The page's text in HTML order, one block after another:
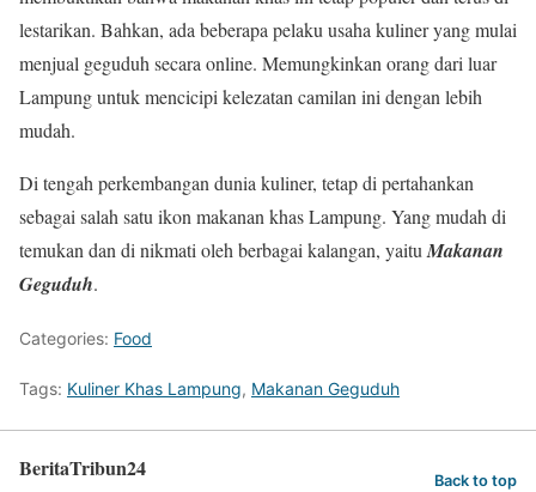
lestarikan. Bahkan, ada beberapa pelaku usaha kuliner yang mulai
menjual geguduh secara online. Memungkinkan orang dari luar
Lampung untuk mencicipi kelezatan camilan ini dengan lebih
mudah.
Di tengah perkembangan dunia kuliner, tetap di pertahankan
sebagai salah satu ikon makanan khas Lampung. Yang mudah di
temukan dan di nikmati oleh berbagai kalangan, yaitu Makanan
Geguduh.
Categories: Food
Tags: Kuliner Khas Lampung, Makanan Geguduh
BeritaTribun24 Back to top